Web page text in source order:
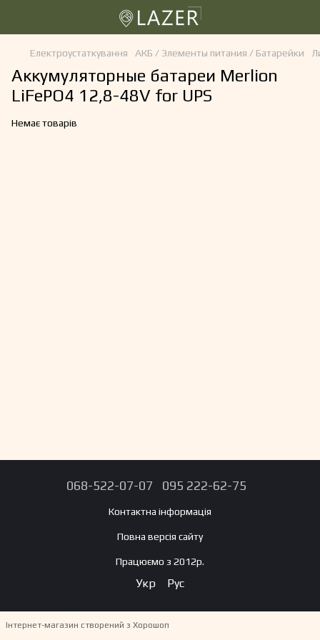
Електроустаткування АКБ / Элементы питания / Батарейки
Аккумуляторные батареи Merlion
LiFePO4 12,8-48V for UPS
Немає товарів
068-522-07-07 095 222-62-75
Контактна інформація
Повна версія сайту
Працюємо з 2012р.
Укр Рус
Інтернет-магазин створений з Хорошоп